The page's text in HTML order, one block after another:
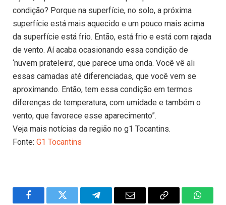
condição? Porque na superfície, no solo, a próxima
superfície está mais aquecido e um pouco mais acima
da superfície está frio. Então, está frio e está com rajada
de vento. Aí acaba ocasionando essa condição de
‘nuvem prateleira’, que parece uma onda. Você vê ali
essas camadas até diferenciadas, que você vem se
aproximando. Então, tem essa condição em termos
diferenças de temperatura, com umidade e também o
vento, que favorece esse aparecimento”.
Veja mais notícias da região no g1 Tocantins.
Fonte: G1 Tocantins
FacebookTwitter TelegramEmail Copy